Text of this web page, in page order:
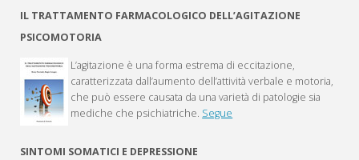
IL TRATTAMENTO FARMACOLOGICO DELL’AGITAZIONE
PSICOMOTORIA
L’agitazione è una forma estrema di eccitazione,
caratterizzata dall’aumento dell’attività verbale e motoria,
che può essere causata da una varietà di patologie sia
mediche che psichiatriche. Segue
SINTOMI SOMATICI E DEPRESSIONE